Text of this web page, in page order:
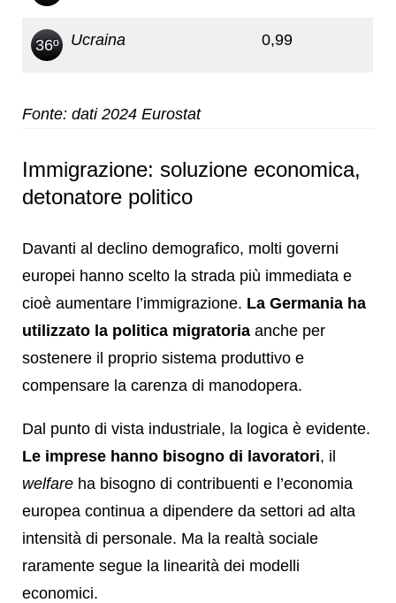
36º Ucraina 0,99
Fonte: dati 2024 Eurostat
Immigrazione: soluzione economica,
detonatore politico
Davanti al declino demografico, molti governi
europei hanno scelto la strada più immediata e
cioè aumentare l’immigrazione. La Germania ha
utilizzato la politica migratoria anche per
sostenere il proprio sistema produttivo e
compensare la carenza di manodopera.
Dal punto di vista industriale, la logica è evidente.
Le imprese hanno bisogno di lavoratori, il
welfare ha bisogno di contribuenti e l’economia
europea continua a dipendere da settori ad alta
intensità di personale. Ma la realtà sociale
raramente segue la linearità dei modelli
economici.